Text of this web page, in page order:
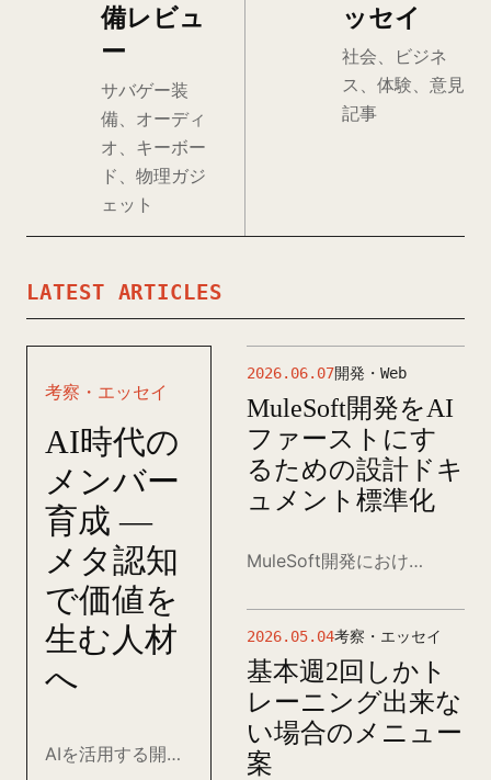
備レビュ
ー
サバゲー装
備、オーディ
オ、キーボー
ド、物理ガジ
ェット
ッセイ
社会、ビジネ
ス、体験、意見
記事
LATEST ARTICLES
考察・エッセイ
AI時代の
メンバー
育成 —
メタ認知
で価値を
生む人材
へ
AIを活用する開発・運用環境でチームに求められるスキルと、メタ認知を高めるためのフェーズ別チェックリストを提案する。
2026.06.07開発・Web
MuleSoft開発をAI
ファーストにす
るための設計ドキ
ュメント標準化
MuleSoft開発におけるAIファーストな設計ドキュメント管理方針を、README、AGENTS.md、design-index.yaml、RAMLの役割分担から整理します。
2026.05.04考察・エッセイ
基本週2回しかト
レーニング出来な
い場合のメニュー
案